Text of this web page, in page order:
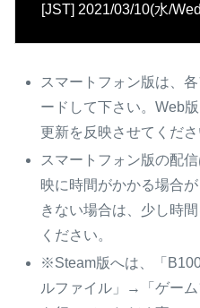
[JST] 2021/03/10(水/
スマートフォン版は、
ードして下さい。Web
更新を反映させてくださ
スマートフォン版の配
映に時間がかかる場合
きない場合は、少し時
ください。
※Steam版へは、「
ルファイル」→「ゲーム